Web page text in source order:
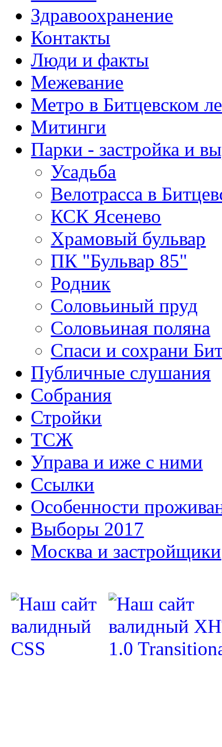
Здравоохранение
Контакты
Люди и факты
Межевание
Метро в Битцевском
Митинги
Парки - застройка и
Усадьба
Велотрасса в
КСК Ясенево
Храмовый бульвар
ПК "Бульвар 85"
Родник
Соловьиный пруд
Соловьиная поляна
Спаси и сохрани
Публичные слушания
Собрания
Стройки
ТСЖ
Управа и иже с ними
Ссылки
Особенности
Выборы 2017
Москва и застройщики